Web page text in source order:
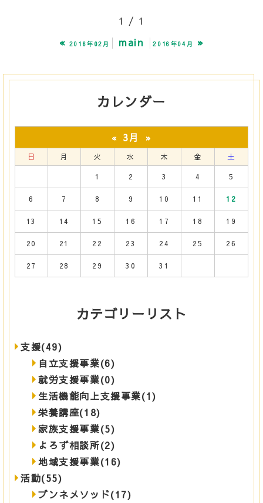
1 / 1
« 2016年02月 main 2016年04月 »
カレンダー
« 3月 »
日 月 火 水 木 金 土
1 2 3 4 5
6 7 8 9 10 11 12
13 14 15 16 17 18 19
20 21 22 23 24 25 26
27 28 29 30 31
カテゴリーリスト
支援(49)
自立支援事業(6)
就労支援事業(0)
生活機能向上支援事業(1)
栄養講座(18)
家族支援事業(5)
よろず相談所(2)
地域支援事業(16)
活動(55)
ブンネメソッド(17)